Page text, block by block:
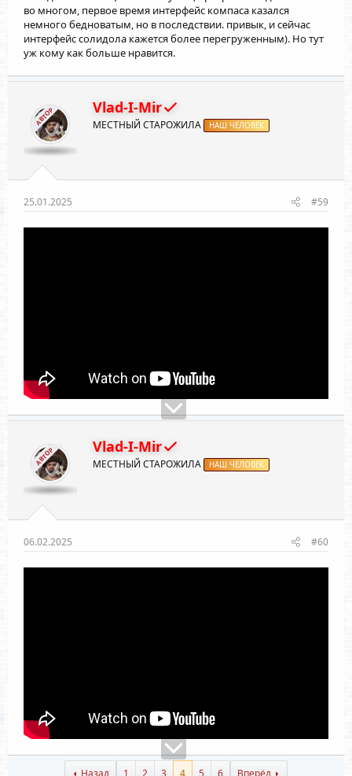
во многом, первое время интерфейс компаса казался
немного бедноватым, но в последствии. привык, и сейчас
интерфейс солидола кажется более перегруженным). Но тут
уж кому как больше нравится.
АВТОР Vlad-I-Mir
МЕСТНЫЙ СТАРОЖИЛА НАШ ЧЕЛОВЕК
25.01.2025 #59
АВТОР Vlad-I-Mir
МЕСТНЫЙ СТАРОЖИЛА НАШ ЧЕЛОВЕК
06.02.2025 #60